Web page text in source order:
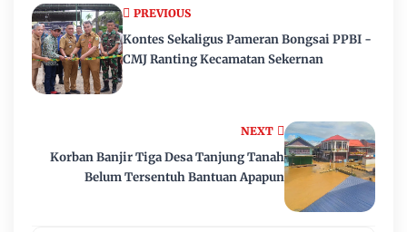
NEXT
Korban Banjir Tiga Desa Tanjung Tanah
Belum Tersentuh Bantuan Apapun
PREVIOUS
Kontes Sekaligus Pameran Bongsai PPBI -
CMJ Ranting Kecamatan Sekernan